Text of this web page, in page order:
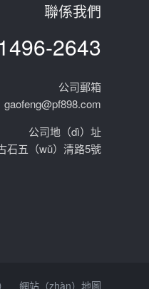
聯係我們
2643
公司郵箱
gaofeng@pf898.com
公司地（dì）址
石五（wǔ）清路5號
網站（zhàn）地圖